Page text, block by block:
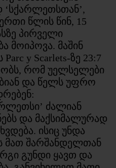
‘სქარლეთსთან’,
წლის წინ, 15
პირველი
მოიპოვა. მაშინ
y Scarlets-ზე 23:7
რომ უელსელები
და წელს უფრო
ძალიან
და მაქსიმალურად
ისიც უნდა
მათ შარშანდელთან
გუნდი ყავთ და